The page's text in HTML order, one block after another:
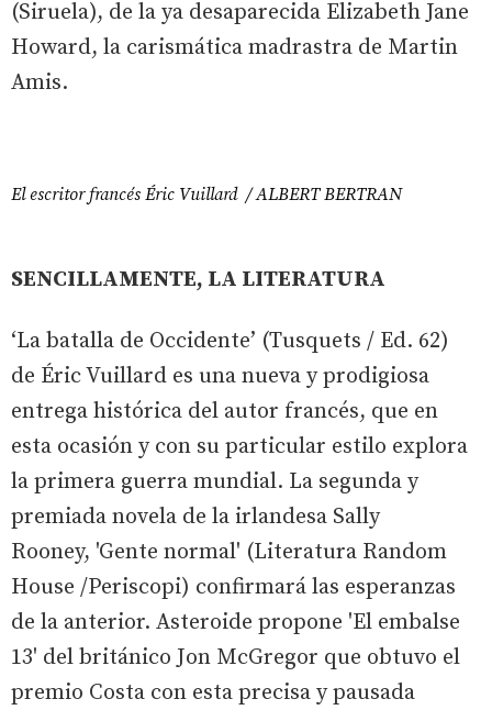
(Siruela), de la ya desaparecida Elizabeth Jane
Howard, la carismática madrastra de Martin
Amis.
El escritor francés Éric Vuillard / ALBERT BERTRAN
SENCILLAMENTE, LA LITERATURA
‘La batalla de Occidente’ (Tusquets / Ed. 62)
de Éric Vuillard es una nueva y prodigiosa
entrega histórica del autor francés, que en
esta ocasión y con su particular estilo explora
la primera guerra mundial. La segunda y
premiada novela de la irlandesa Sally
Rooney, 'Gente normal' (Literatura Random
House /Periscopi) confirmará las esperanzas
de la anterior. Asteroide propone 'El embalse
13' del británico Jon McGregor que obtuvo el
premio Costa con esta precisa y pausada